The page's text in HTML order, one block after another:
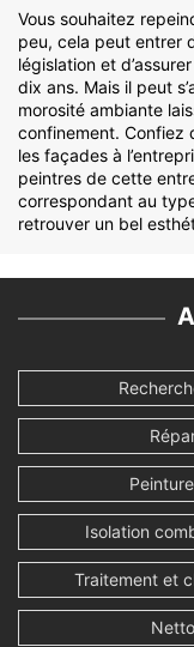
Vous souhaitez
peu, cela peut entrer
législation et
dix ans. Mais il peut
morosité ambiante
confinement. Confiez
les façades à
peintres de cette
correspondant au
retrouver un bel
Isolation
Traitement et